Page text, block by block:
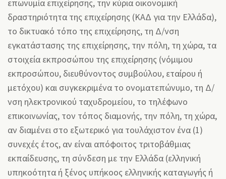
επωνυμία επιχείρησης, την κύρια οικονομική
δραστηριότητα της επιχείρησης (ΚΑΔ για την Ελλάδα),
το δικτυακό τόπο της επιχείρησης, τη Δ/νση
εγκατάστασης της επιχείρησης, την πόλη, τη χώρα, τα
στοιχεία εκπροσώπου της επιχείρησης (νόμιμου
εκπροσώπου, διευθύνοντος συμβούλου, εταίρου ή
μετόχου) και συγκεκριμένα το ονοματεπώνυμο, τη Δ/
νση ηλεκτρονικού ταχυδρομείου, το τηλέφωνο
επικοινωνίας, τον τόπος διαμονής, την πόλη, τη χώρα,
αν διαμένει στο εξωτερικό για τουλάχιστον ένα (1)
συνεχές έτος, αν είναι απόφοιτος τριτοβάθμιας
εκπαίδευσης, τη σύνδεση με την Ελλάδα (ελληνική
υπηκοότητα ή ξένος υπήκοος ελληνικής καταγωγής ή